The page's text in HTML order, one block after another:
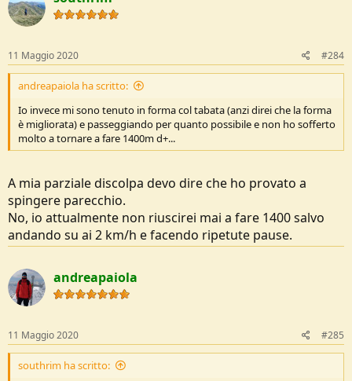
11 Maggio 2020 #284
andreapaiola ha scritto:
Io invece mi sono tenuto in forma col tabata (anzi direi che la forma
è migliorata) e passeggiando per quanto possibile e non ho sofferto
molto a tornare a fare 1400m d+...
A mia parziale discolpa devo dire che ho provato a
spingere parecchio.
No, io attualmente non riuscirei mai a fare 1400 salvo
andando su ai 2 km/h e facendo ripetute pause.
andreapaiola
11 Maggio 2020 #285
southrim ha scritto: